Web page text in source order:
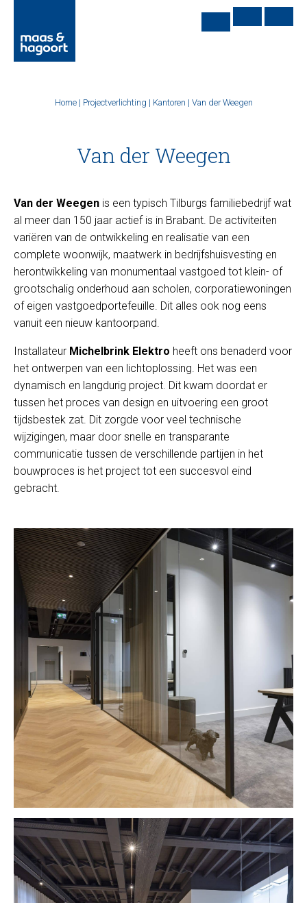
Home| Projectverlichting | Kantoren | Van der Weegen
Van der Weegen
Van der Weegen is een typisch Tilburgs familiebedrijf wat
al meer dan 150 jaar actief is in Brabant. De activiteiten
variëren van de ontwikkeling en realisatie van een
complete woonwijk, maatwerk in bedrijfshuisvesting en
herontwikkeling van monumentaal vastgoed tot klein- of
grootschalig onderhoud aan scholen, corporatiewoningen
of eigen vastgoedportefeuille. Dit alles ook nog eens
vanuit een nieuw kantoorpand.
Installateur Michelbrink Elektro heeft ons benaderd voor
het ontwerpen van een lichtoplossing. Het was een
dynamisch en langdurig project. Dit kwam doordat er
tussen het proces van design en uitvoering een groot
tijdsbestek zat. Dit zorgde voor veel technische
wijzigingen, maar door snelle en transparante
communicatie tussen de verschillende partijen in het
bouwproces is het project tot een succesvol eind
gebracht.